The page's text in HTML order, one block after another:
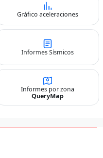
Gráfico aceleraciones
Informes Sísmicos
Informes por zona
QueryMap